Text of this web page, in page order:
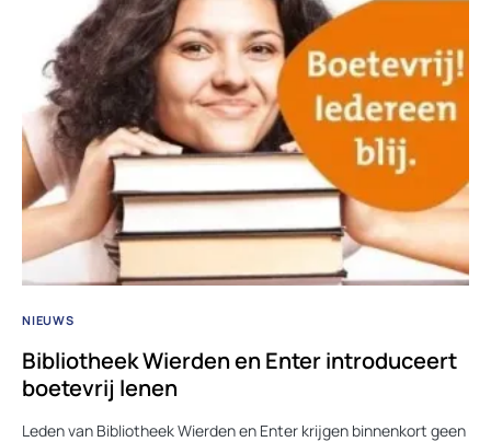
NIEUWS
Bibliotheek Wierden en Enter introduceert
boetevrij lenen
Leden van Bibliotheek Wierden en Enter krijgen binnenkort geen